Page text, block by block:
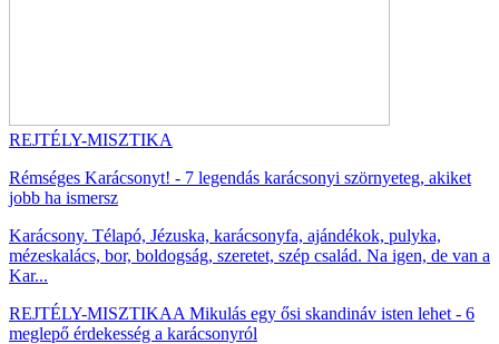
REJTÉLY-MISZTIKA
Rémséges Karácsonyt! - 7 legendás karácsonyi szörnyeteg, akiket
jobb ha ismersz
Karácsony. Télapó, Jézuska, karácsonyfa, ajándékok, pulyka,
mézeskalács, bor, boldogság, szeretet, szép család. Na igen, de van a
Kar...
REJTÉLY-MISZTIKAA Mikulás egy ősi skandináv isten lehet - 6
meglepő érdekesség a karácsonyról